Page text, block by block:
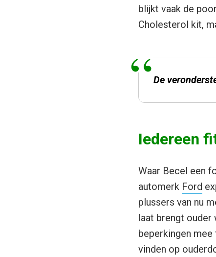
blijkt vaak de
Cholesterol kit,
De
Iedereen
Waar Becel een
automerk Ford
plussers van nu
laat brengt
beperkingen
vinden op